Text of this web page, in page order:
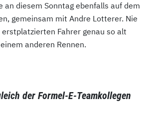
an diesem Sonntag ebenfalls auf dem
gemeinsam mit Andre Lotterer. Nie
Fahrer genau so alt
anderen Rennen.
der Formel-E-Teamkollegen